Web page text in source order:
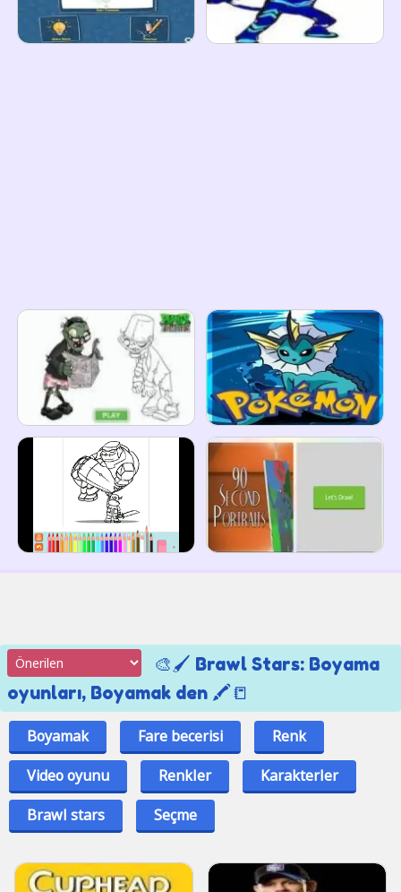
🎨🖌️ Brawl Stars: Boyama
oyunları, Boyamak den 🖍️📒
Boyamak Fare becerisi
Renk
Video oyunu
Renkler
Karakterler
Brawl stars
Seçme